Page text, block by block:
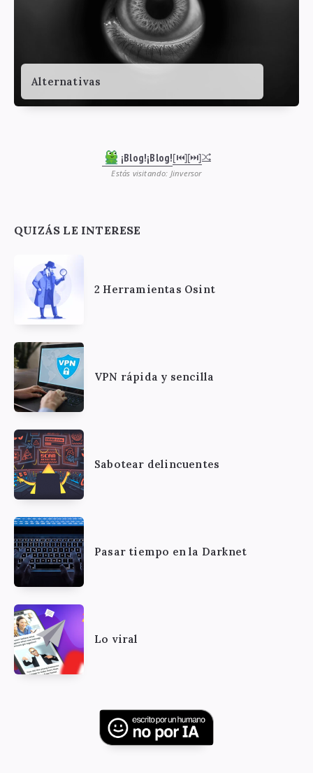
Alternativas
¡Blog!¡Blog![⏮︎][⏭︎]
Estás visitando: Jinversor
QUIZÁS LE INTERESE
2 Herramientas Osint
VPN rápida y sencilla
Sabotear delincuentes
Pasar tiempo en la Darknet
Lo viral